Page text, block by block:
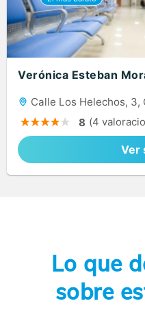
Verónica Esteban
Calle Los Helechos,
8 (4
Ver
Lo que
sobre